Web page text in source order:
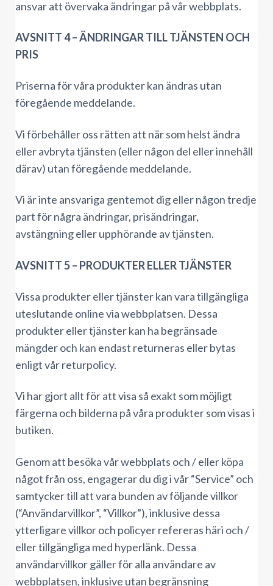
ansvar att övervaka ändringar på vår webbplats.
AVSNITT 4 – ÄNDRINGAR TILL TJÄNSTEN OCH
PRIS
Priserna för våra produkter kan ändras utan
föregående meddelande.
Vi förbehåller oss rätten att när som helst ändra
eller avbryta tjänsten (eller någon del eller innehåll
därav) utan föregående meddelande.
Vi är inte ansvariga gentemot dig eller någon tredje
part för några ändringar, prisändringar,
avstängning eller upphörande av tjänsten.
AVSNITT 5 – PRODUKTER ELLER TJÄNSTER
Vissa produkter eller tjänster kan vara tillgängliga
uteslutande online via webbplatsen. Dessa
produkter eller tjänster kan ha begränsade
mängder och kan endast returneras eller bytas
enligt vår returpolicy.
Vi har gjort allt för att visa så exakt som möjligt
färgerna och bilderna på våra produkter som visas i
butiken.
Genom att besöka vår webbplats och / eller köpa
något från oss, engagerar du dig i vår “Service” och
samtycker till att vara bunden av följande villkor
(“Användarvillkor”, “Villkor”), inklusive dessa
ytterligare villkor och policyer refereras häri och /
eller tillgängliga med hyperlänk. Dessa
användarvillkor gäller för alla användare av
webbplatsen, inklusive utan begränsning